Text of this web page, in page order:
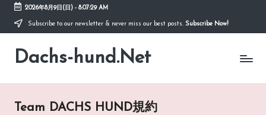
2026年8月9日(日)- 8:07:29 AM
Subscribe to our newsletter & never miss our best posts. Subscribe Now!
Dachs-hund.Net
Team DACHS HUND規約